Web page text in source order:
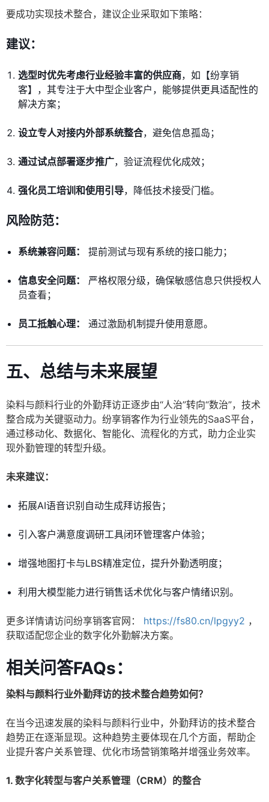
要成功实现技术整合，建议企业采取如下策略：
建议：
选型时优先考虑行业经验丰富的供应商，如【纷享销
客】，其专注于大中型企业客户，能够提供更具适配性的
解决方案；
设立专人对接内外部系统整合，避免信息孤岛；
通过试点部署逐步推广，验证流程优化成效；
强化员工培训和使用引导，降低技术接受门槛。
风险防范：
系统兼容问题： 提前测试与现有系统的接口能力；
信息安全问题：
严格权限分级，确保敏感信息只供授权人
员查看；
员工抵触心理： 通过激励机制提升使用意愿。
五、总结与未来展望
染料与颜料行业的外勤拜访正逐步由“人治”转向“数治”，技术
整合成为关键驱动力。纷享销客作为行业领先的SaaS平台，
通过移动化、数据化、智能化、流程化的方式，助力企业实
现外勤管理的转型升级。
未来建议：
拓展AI语音识别自动生成拜访报告；
引入客户满意度调研工具闭环管理客户体验；
增强地图打卡与LBS精准定位，提升外勤透明度；
利用大模型能力进行销售话术优化与客户情绪识别。
更多详情请访问纷享销客官网： https://fs80.cn/lpgyy2 ，
获取适配您企业的数字化外勤解决方案。
相关问答FAQs：
染料与颜料行业外勤拜访的技术整合趋势如何？
在当今迅速发展的染料与颜料行业中，外勤拜访的技术整合
趋势正在逐渐显现。这种趋势主要体现在几个方面，帮助企
业提升客户关系管理、优化市场营销策略并增强业务效率。
1. 数字化转型与客户关系管理（CRM）的整合